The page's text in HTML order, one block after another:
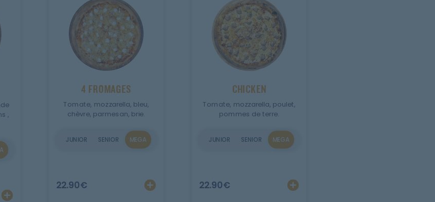
,
Ajouter Personnaliser
4 FROMAGES
Tomate, mozzarella, bleu,
chèvre, parmesan, brie.
JUNIOR SENIOR MEGA
22.90€ Ajouter Personnaliser
CHICKEN
Tomate, mozzarella, poulet,
pommes de terre.
JUNIOR SENIOR MEGA
22.90€